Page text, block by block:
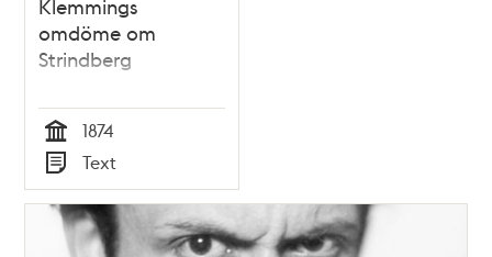
Klemmings
omdöme om
Strindberg
Tid
1874
Typ
Text